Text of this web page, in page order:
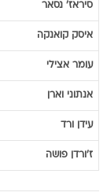
סיראז' נסאר
איסק קואנקה
עומר אצילי
אנתוני וארן
עידן ורד
ז'ורדן פושה